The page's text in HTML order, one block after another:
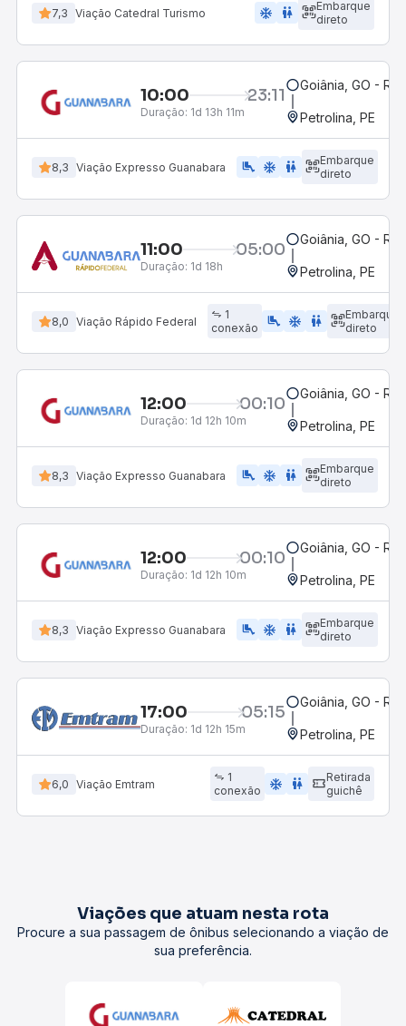
7,3 Viação Catedral Turismo ac_unit wc
Embarque
direto
10:00 23:11
Duração: 1d 13h 11m
Goiânia, GO -
Petrolina, PE
8,3 Viação Expresso Guanabara airline_seat_legroom_extra ac_unit WC
Embarque
direto
11:00 05:00
Duração: 1d 18h
Goiânia, GO -
Petrolina, PE
8,0 Viação Rápido Federal
1
conexão
airline_seat_legroom_extra ac_unit WC
Embarque
direto
12:00 00:10
Duração: 1d 12h 10m
Goiânia, GO -
Petrolina, PE
8,3 Viação Expresso Guanabara airline_seat_legroom_extra ac_unit WC
Embarque
direto
12:00 00:10
Duração: 1d 12h 10m
Goiânia, GO -
Petrolina, PE
8,3 Viação Expresso Guanabara airline_seat_legroom_extra ac_unit WC
Embarque
direto
17:00 05:15
Duração: 1d 12h 15m
Goiânia, GO -
Petrolina, PE
6,0 Viação Emtram
1
conexão
ac_unit wc
Retirada
guichê
Viações que atuam nesta rota
Procure a sua passagem de ônibus selecionando a viação de
sua preferência.